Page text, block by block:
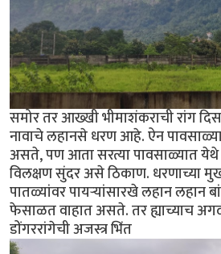
समोर तर आख्खी भीमाशंकराची रांग
नावाचे लहानसे धरण आहे. ऐन
असते, पण आता सरत्या पावसाळ्यात
विलक्षण सुंदर असे ठिकाण. धरणाच्या
पातळ्यांवर पायर्‍यांसारखे लहान लहान
फेसाळत वाहात असते. तर ह्याच्याच
डोंगररांगेची अजस्त्र भिंत